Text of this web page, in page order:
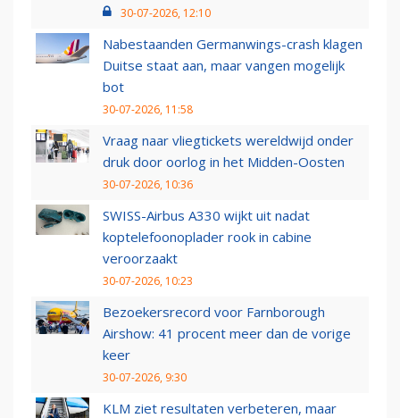
30-07-2026, 12:10
Nabestaanden Germanwings-crash klagen
Duitse staat aan, maar vangen mogelijk
bot
30-07-2026, 11:58
Vraag naar vliegtickets wereldwijd onder
druk door oorlog in het Midden-Oosten
30-07-2026, 10:36
SWISS-Airbus A330 wijkt uit nadat
koptelefoonoplader rook in cabine
veroorzaakt
30-07-2026, 10:23
Bezoekersrecord voor Farnborough
Airshow: 41 procent meer dan de vorige
keer
30-07-2026, 9:30
KLM ziet resultaten verbeteren, maar